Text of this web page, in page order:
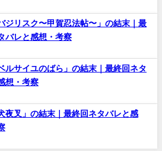
ジリスク〜甲賀忍法帖〜」の結末｜最
バレと感想・考察
ルサイユのばら」の結末｜最終回ネタ
想・考察
夜叉」の結末｜最終回ネタバレと感